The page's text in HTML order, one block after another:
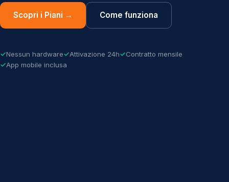
Scopri i Piani → Come funziona
Nessun hardware Attivazione 24h
Contratto mensile
App mobile inclusa